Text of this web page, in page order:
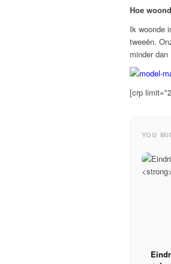
Hoe
Ik woonde
tweeën.
minder
[crp
YOU